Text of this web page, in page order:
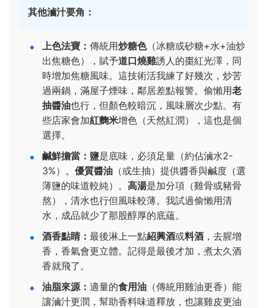
其他滷汁要角：
上色法寶： 傳統用炒糖色（冰糖或砂糖+水+油炒
出焦糖色），賦予道口燒雞誘人的棗紅光澤，同
時增加焦糖風味。這技術活我練了好幾次，炒苦
過兩鍋，滿屋子煙味，鄰居差點報警。偷懶用老
抽醬油也行，但顏色較暗沉，風味層次少點。有
些店家會加紅麴米增色（天然紅潤），這也是個
選擇。
鹹鮮擔當： 鹽是底味，必須足量（約佔滷水2-
3%）。 優質醬油 （或生抽）提供醬香與鹹度（選
薄鹽的味道較純）。 高湯是加分項（雞骨或豬骨
熬），清水也行但風味較薄。我試過偷懶用清
水，成品就少了那股醇厚的底蘊。
酒香點睛： 最後淋上一點紹興酒或料酒 ，去腥增
香，香氣會更立體。記得是最後才加，煮太久酒
香就飛了。
油脂來源： 適量的食用油 （傳統用雞油更香）能
讓滷汁更潤，幫助香料味道釋放，也讓雞皮更油